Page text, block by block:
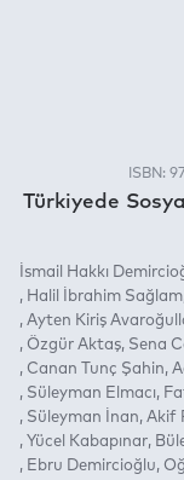
ISBN:
Türkiyede
İsmail Hakkı
Halil İbrahim Sağlam
Ayten Kiriş
Özgür Aktaş Sena
Canan Tunç Şahin
Süleyman Elmacı
Süleyman İnan Akif
Yücel Kabapınar
Ebru Demircioğlu